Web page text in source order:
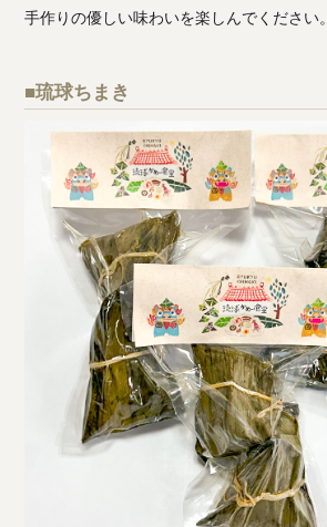
手作りの優しい味わいを楽しんでください。
■琉球ちまき